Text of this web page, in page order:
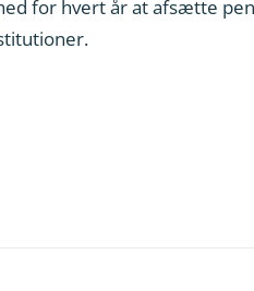
for hvert år at afsætte